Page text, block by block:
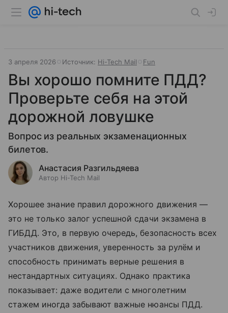
3 апреля 2026 Источник: Hi-Tech Mail Fun
Вы хорошо помните ПДД?
Проверьте себя на этой
дорожной ловушке
Вопрос из реальных экзаменационных
билетов.
Анастасия Разгильдяева
Автор Hi-Tech Mail
Хорошее знание правил дорожного движения —
это не только залог успешной сдачи экзамена в
ГИБДД. Это, в первую очередь, безопасность всех
участников движения, уверенность за рулём и
способность принимать верные решения в
нестандартных ситуациях. Однако практика
показывает: даже водители с многолетним
стажем иногда забывают важные нюансы ПДД.